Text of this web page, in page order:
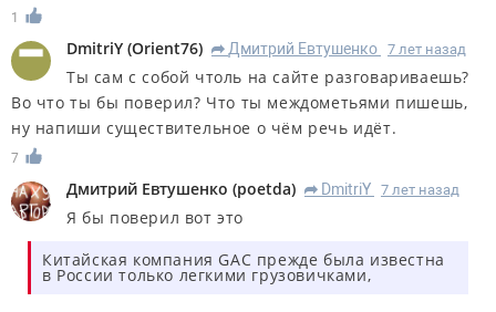
1
DmitriY (Orient76) R Дмитрий Евтушенко 7 лет назад
Ты сам с собой чтоль на сайте разговариваешь?
Во что ты бы поверил? Что ты междометьями пишешь,
ну напиши существительное о чём речь идёт.
7
Дмитрий Евтушенко (poetda) R DmitriY 7 лет назад
Я бы поверил вот это
Китайская компания GAC прежде была известна
в России только легкими грузовичками,